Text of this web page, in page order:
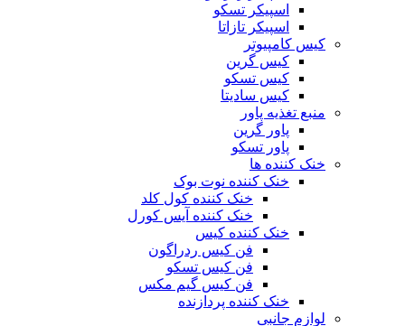
اسپیکر تسکو
اسپیکر تازاتا
کیس کامپیوتر
کیس گرین
کیس تسکو
کیس سادیتا
منبع تغذیه‌ پاور
پاور گرین
پاور تسکو
خنک کننده ها
خنک کننده نوت بوک
خنک کننده کول کلد
خنک کننده آیس کورل
خنک کننده کیس
فن کیس ردراگون
فن کیس تسکو
فن کیس گیم مکس
خنک کننده پردازنده
لوازم جانبی